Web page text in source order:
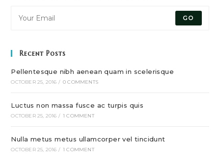
GO
Recent Posts
Pellentesque nibh aenean quam in scelerisque
OCTOBER 25, 2016 / 0 COMMENTS
Luctus non massa fusce ac turpis quis
OCTOBER 25, 2016 / 1 COMMENT
Nulla metus metus ullamcorper vel tincidunt
OCTOBER 25, 2016 / 1 COMMENT